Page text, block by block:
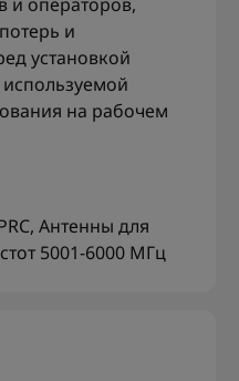
и
установкой
на рабочем
, Антенны для
5001-6000 МГц